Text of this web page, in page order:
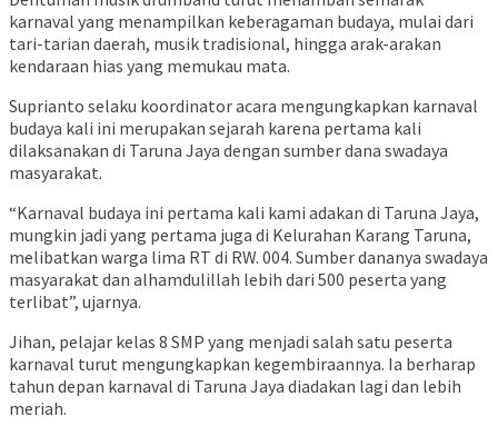
karnaval yang menampilkan keberagaman budaya, mulai dari
tari-tarian daerah, musik tradisional, hingga arak-arakan
kendaraan hias yang memukau mata.
Suprianto selaku koordinator acara mengungkapkan karnaval
budaya kali ini merupakan sejarah karena pertama kali
dilaksanakan di Taruna Jaya dengan sumber dana swadaya
masyarakat.
“Karnaval budaya ini pertama kali kami adakan di Taruna Jaya,
mungkin jadi yang pertama juga di Kelurahan Karang Taruna,
melibatkan warga lima RT di RW. 004. Sumber dananya swadaya
masyarakat dan alhamdulillah lebih dari 500 peserta yang
terlibat”, ujarnya.
Jihan, pelajar kelas 8 SMP yang menjadi salah satu peserta
karnaval turut mengungkapkan kegembiraannya. Ia berharap
tahun depan karnaval di Taruna Jaya diadakan lagi dan lebih
meriah.